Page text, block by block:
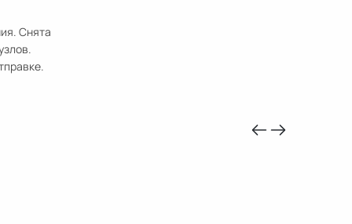
Снята